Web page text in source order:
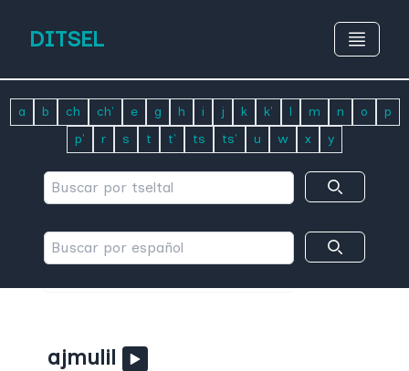
DITSEL
a b ch ch' e g h i j k k' l m n o
p
p'
r s t t' ts ts' u w x y
ajmulil